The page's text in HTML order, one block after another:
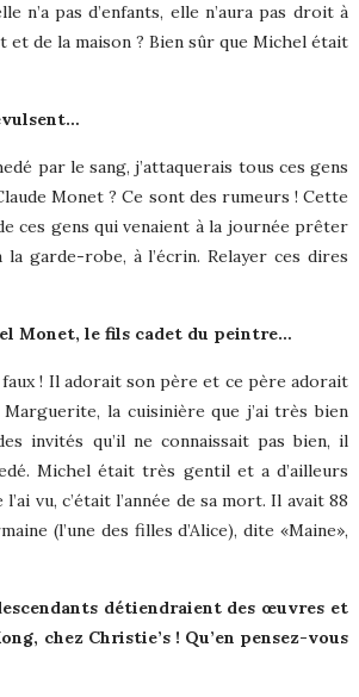
n’a pas d’enfants, elle n’aura pas droit à
et de la maison ? Bien sûr que Michel était
par le sang, j’attaquerais tous ces gens
Monet ? Ce sont des rumeurs ! Cette
ces gens qui venaient à la journée prêter
garde-robe, à l’écrin. Relayer ces dires
Monet, le fils cadet du peintre…
faux ! Il adorait son père et ce père adorait
la cuisinière que j’ai très bien
invités qu’il ne connaissait pas bien, il
Michel était très gentil et a d’ailleurs
vu, c’était l’année de sa mort. Il avait 88
(l’une des filles d’Alice), dite «Maine»,
détiendraient des œuvres et
chez Christie’s ! Qu’en pensez-vous